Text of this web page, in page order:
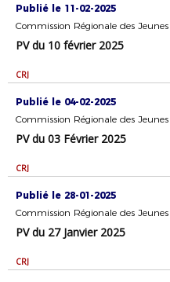
Publié le 11-02-2025
Commission Régionale des Jeunes
PV du 10 février 2025
CRJ
Publié le 04-02-2025
Commission Régionale des Jeunes
PV du 03 Février 2025
CRJ
Publié le 28-01-2025
Commission Régionale des Jeunes
PV du 27 Janvier 2025
CRJ